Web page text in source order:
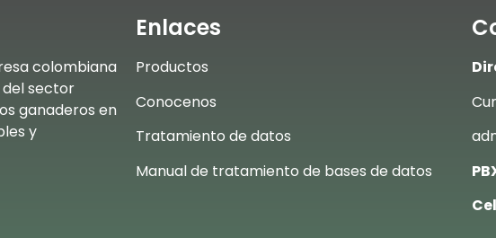
colombiana
sector
ganaderos en
y
Enlaces
Productos
Conocenos
Tratamiento de datos
Manual de tratamiento de bases de datos